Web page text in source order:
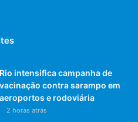
Rio intensifica campanha de
vacinação contra sarampo em
aeroportos e rodoviária
2 horas atrás